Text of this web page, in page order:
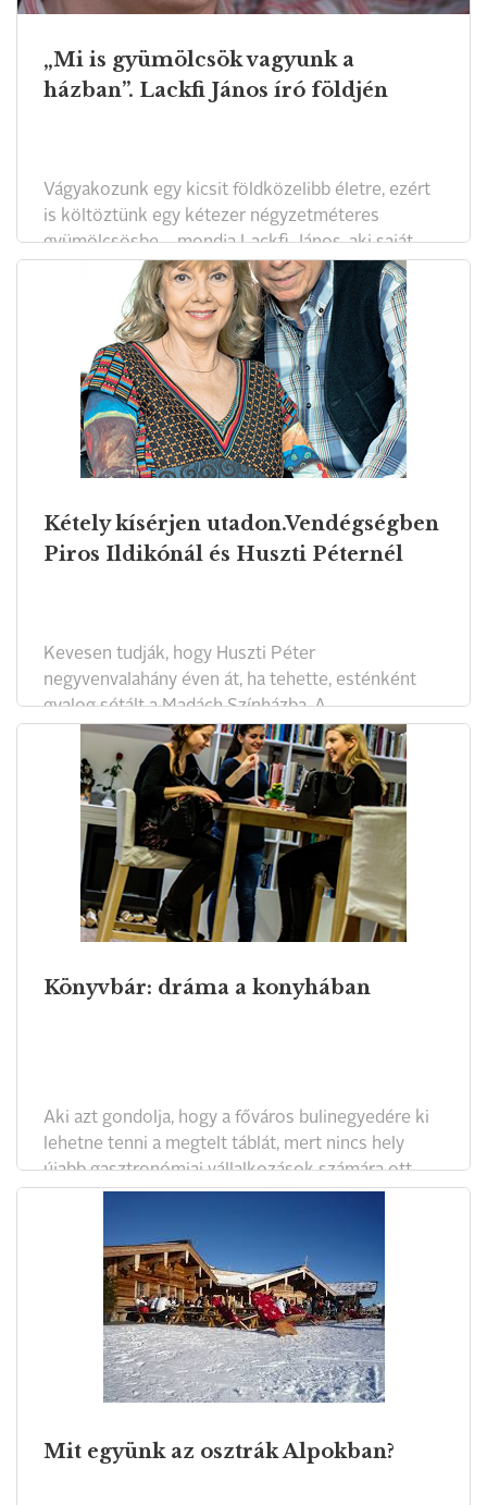
„Mi is gyümölcsök vagyunk a
házban”. Lackfi János író földjén
Vágyakozunk egy kicsit földközelibb életre, ezért
is költöztünk egy kétezer négyzetméteres
gyümölcsösbe – mondja Lackfi János, aki saját
meghatározása szerint író, költő, műfordító,
tűzoltó, katona, vadakat terelő juhász. Zsámbéki
házában a nagyobb ünnepekkor hat gyermek és
két unoka is az asztal mellé telepedik.
Kétely kísérjen utadon.Vendégségben
Piros Ildikónál és Huszti Péternél
Kevesen tudják, hogy Huszti Péter
negyvenvalahány éven át, ha tehette, esténként
gyalog sétált a Madách Színházba. A
Városmajorból az Erzsébet körútra. A színházban a
társa várta: Piros Ildikó. A színész házaspárral
beszélgettünk.
Könyvbár: dráma a konyhában
Aki azt gondolja, hogy a főváros bulinegyedére ki
lehetne tenni a megtelt táblát, mert nincs hely
újabb gasztronómiai vállalkozások számára ott,
ahol egymást érik pékek, bisztrók, bárok,
egy hónapja nyitott Könyvbár sikere bizonyítja,
hogy van még új a nap alatt.
Mit együnk az osztrák Alpokban?